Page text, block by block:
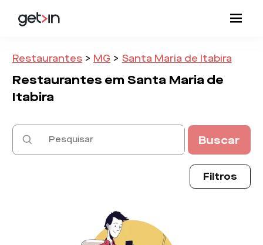
Restaurantes > MG > Santa Maria de Itabira
Restaurantes emSanta Maria de
Itabira
Buscar
Filtros